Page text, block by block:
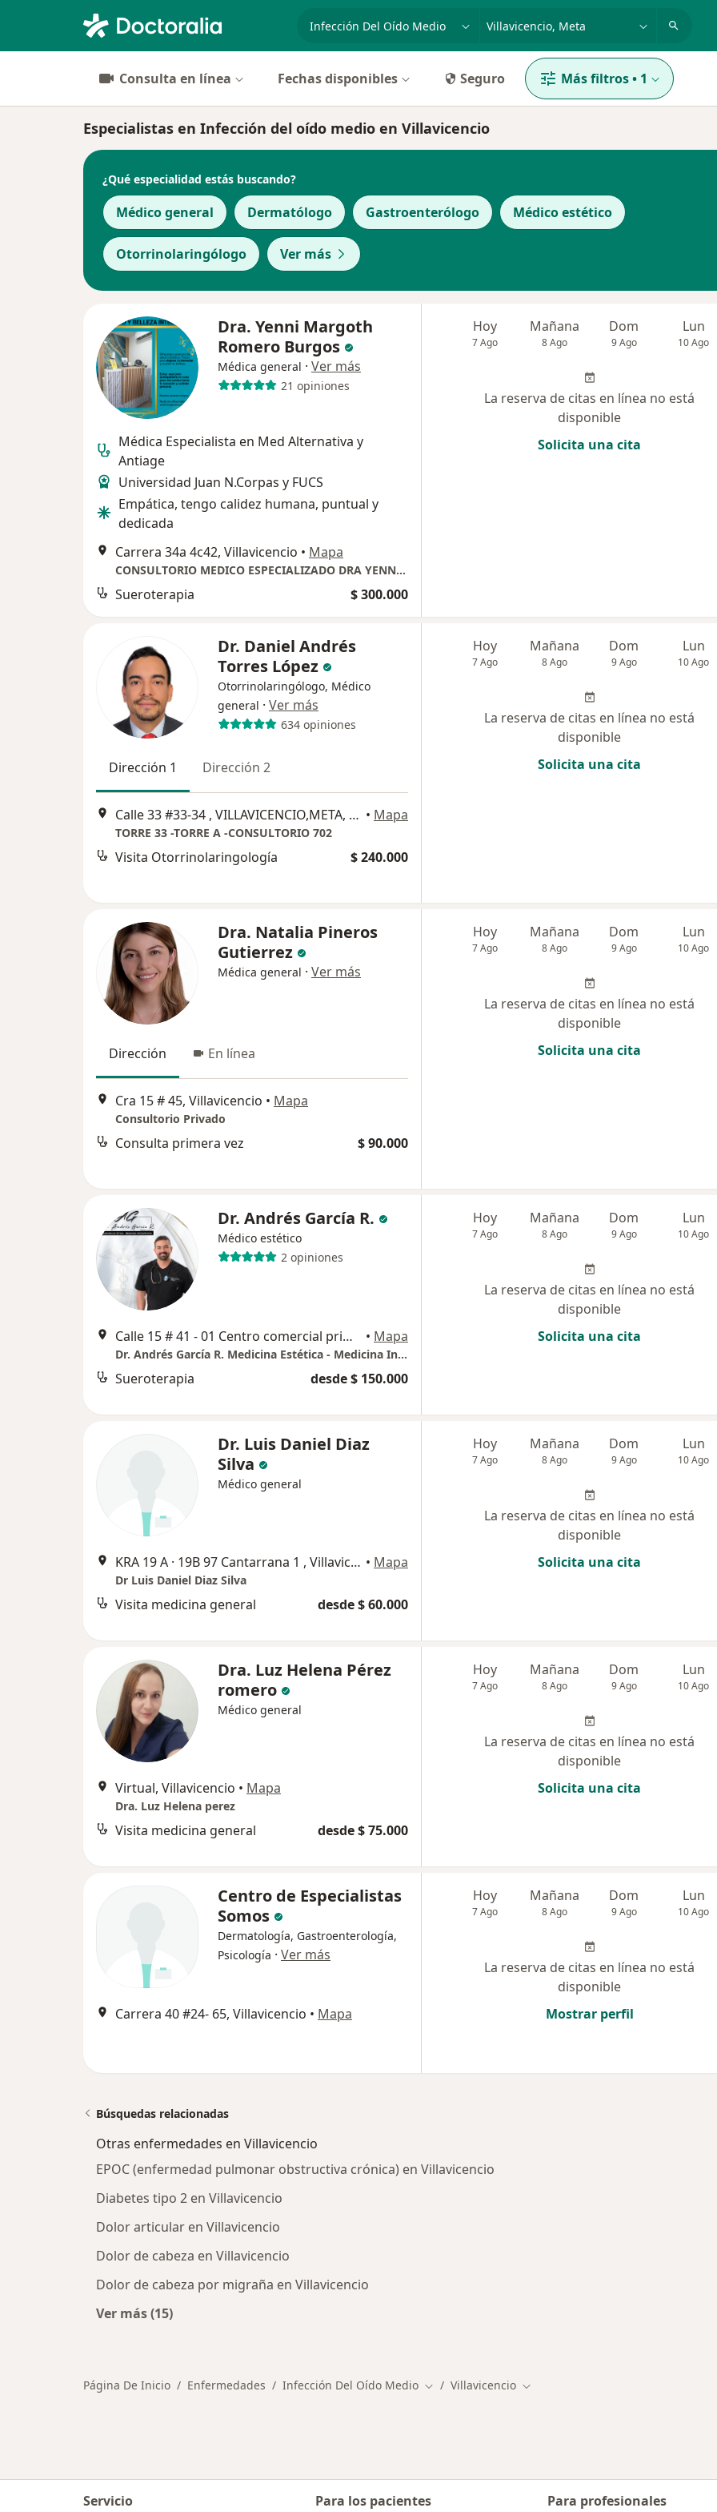
especialidad, enfermedad o nombre
Consulta en línea Fechas disponibles Seguro Más filtros• 1
Especialistas en Infección del oído medio en Villavicencio
¿Qué especialidad estás buscando?
Médico general Dermatólogo Gastroenterólogo Médico estético
Otorrinolaringólogo Ver más
Dra. Yenni Margoth
Romero Burgos
Médica general · Ver más
21 opiniones
Médica Especialista en Med Alternativa y
Antiage
Universidad Juan N.Corpas y FUCS
Empática, tengo calidez humana, puntual y
dedicada
Carrera 34a 4c42, Villavicencio • Mapa
CONSULTORIO MEDICO ESPECIALIZADO DRA YENNI ROMERO
Sueroterapia $ 300.000
Hoy
7 Ago
Mañana
8 Ago
Dom
9 Ago
Lun
10 Ago
La reserva de citas en línea no está
disponible
Solicita una cita
Dr. Daniel Andrés
Torres López
Otorrinolaringólogo, Médico
general · Ver más
634 opiniones
Dirección 1 Dirección 2
Calle 33 #33-34 , VILLAVICENCIO,META, COLOMBIA, Villavicencio • Mapa
TORRE 33 -TORRE A -CONSULTORIO 702
Visita Otorrinolaringología $ 240.000
Hoy
7 Ago
Mañana
8 Ago
Dom
9 Ago
Lun
10 Ago
La reserva de citas en línea no está
disponible
Solicita una cita
Dra. Natalia Pineros
Gutierrez
Médica general · Ver más
Dirección En línea
Cra 15 # 45, Villavicencio • Mapa
Consultorio Privado
Consulta primera vez $ 90.000
Hoy
7 Ago
Mañana
8 Ago
Dom
9 Ago
Lun
10 Ago
La reserva de citas en línea no está
disponible
Solicita una cita
Dr. Andrés García R.
Médico estético
2 opiniones
Calle 15 # 41 - 01 Centro comercial primavera urbana. Villavicencio - Meta, Colombia, Villavicencio • Mapa
Dr. Andrés García R. Medicina Estética - Medicina Integrativa
Sueroterapia desde $ 150.000
Hoy
7 Ago
Mañana
8 Ago
Dom
9 Ago
Lun
10 Ago
La reserva de citas en línea no está
disponible
Solicita una cita
Dr. Luis Daniel Diaz
Silva
Médico general
KRA 19 A · 19B 97 Cantarrana 1 , Villavicencio • Mapa
Dr Luis Daniel Diaz Silva
Visita medicina general desde $ 60.000
Hoy
7 Ago
Mañana
8 Ago
Dom
9 Ago
Lun
10 Ago
La reserva de citas en línea no está
disponible
Solicita una cita
Dra. Luz Helena Pérez
romero
Médico general
Virtual, Villavicencio • Mapa
Dra. Luz Helena perez
Visita medicina general desde $ 75.000
Hoy
7 Ago
Mañana
8 Ago
Dom
9 Ago
Lun
10 Ago
La reserva de citas en línea no está
disponible
Solicita una cita
Centro de Especialistas
Somos
Dermatología, Gastroenterología,
Psicología · Ver más
Carrera 40 #24- 65, Villavicencio • Mapa
Hoy
7 Ago
Mañana
8 Ago
Dom
9 Ago
Lun
10 Ago
La reserva de citas en línea no está
disponible
Mostrar perfil
Búsquedas relacionadas
Otras enfermedades en Villavicencio
EPOC (enfermedad pulmonar obstructiva crónica) en Villavicencio
Diabetes tipo 2 en Villavicencio
Dolor articular en Villavicencio
Dolor de cabeza en Villavicencio
Dolor de cabeza por migraña en Villavicencio
Ver más (15)
Página De Inicio Enfermedades Infección Del Oído Medio Cambiar de ciudad
Villavicencio Cambiar de ciudad
Servicio Para los pacientes Para profesionales